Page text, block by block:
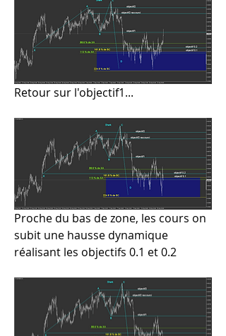
Retour sur l'objectif1...
Proche du bas de zone, les cours on
subit une hausse dynamique
réalisant les objectifs 0.1 et 0.2